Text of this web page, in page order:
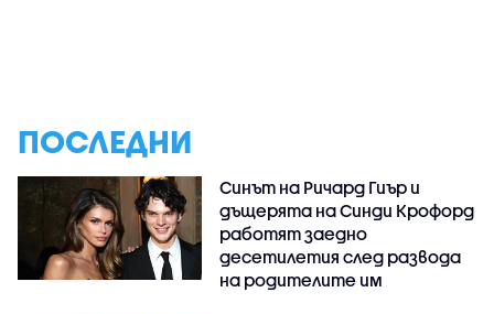
ПОСЛЕДНИ
Синът на Ричард Гиър и
дъщерята на Синди Крофорд
работят заедно
десетилетия след развода
на родителите им